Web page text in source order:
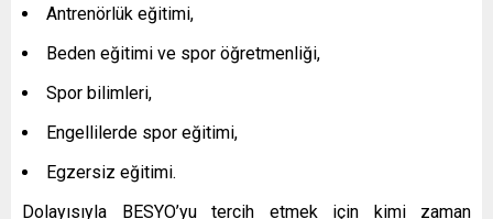
Antrenörlük eğitimi,
Beden eğitimi ve spor öğretmenliği,
Spor bilimleri,
Engellilerde spor eğitimi,
Egzersiz eğitimi.
Dolayısıyla BESYO’yu tercih etmek için kimi zaman